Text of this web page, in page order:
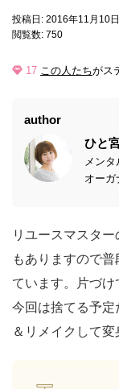
投稿日: 2016年11月10日
閲覧数: 750
17 この人たちがス
author
ひと
メン
オーガ
リユースマスタ
もありますので
ています。片づけ
今回は捨てる予定
＆リメイクして